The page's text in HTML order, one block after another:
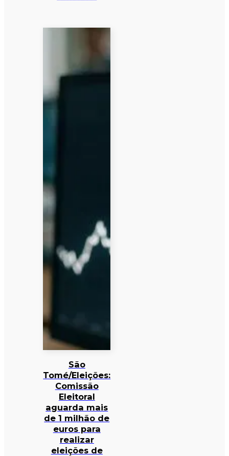
São
Tomé/Eleições:
Comissão
Eleitoral
aguarda mais
de 1 milhão de
euros para
realizar
eleições de